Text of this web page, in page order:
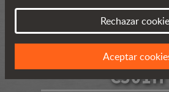
C501H
Rechazar
Aceptar